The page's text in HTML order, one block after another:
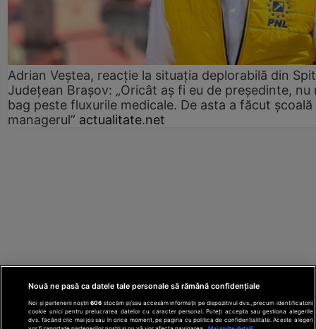
Adrian Veștea, reacție la situația deplorabilă din
Județean Brașov: „Oricât aș fi eu de președinte, nu
bag peste fluxurile medicale. De asta a făcut școală
managerul” actualitate.net
Nouă ne pasă ca datele tale personale să rămână confidențiale
Noi și partenerii noștri606 stocăm și/sau accesăm informații pe dispozitivul dvs., precum identificatorii
cookie unici pentru prelucrarea datelor cu caracter personal. Puteți accepta sau gestiona alegerile
dvs. făcând clic mai jos sau în orice moment, pe pagina cu politica de confidențialitate. Aceste alegeri